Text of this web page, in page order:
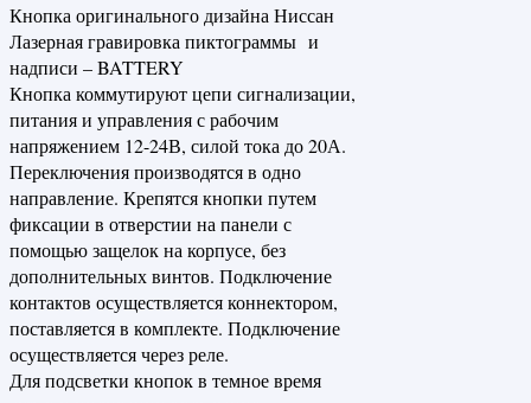
Кнопка оригинального дизайна Ниссан
Лазерная гравировка пиктограммы и
надписи – BATTERY
Кнопка коммутируют цепи сигнализации,
питания и управления с рабочим
напряжением 12-24В, силой тока до 20А.
Переключения производятся в одно
направление. Крепятся кнопки путем
фиксации в отверстии на панели с
помощью защелок на корпусе, без
дополнительных винтов. Подключение
контактов осуществляется коннектором,
поставляется в комплекте. Подключение
осуществляется через реле.
Для подсветки кнопок в темное время